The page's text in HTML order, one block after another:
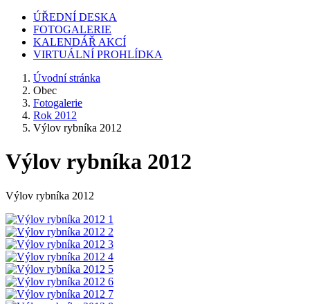
ÚŘEDNÍ DESKA
FOTOGALERIE
KALENDÁŘ AKCÍ
VIRTUÁLNÍ PROHLÍDKA
Úvodní stránka
Obec
Fotogalerie
Rok 2012
Výlov rybníka 2012
Výlov rybníka 2012
Výlov rybníka 2012